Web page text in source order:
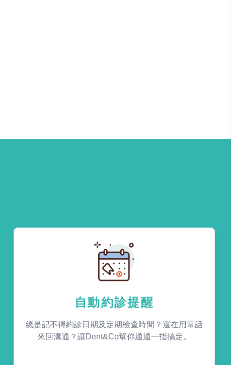
自動約診提醒
總是記不得約診日期及定期檢查時間？還在用電話
來回溝通？讓Dent&Co幫你通通一指搞定。